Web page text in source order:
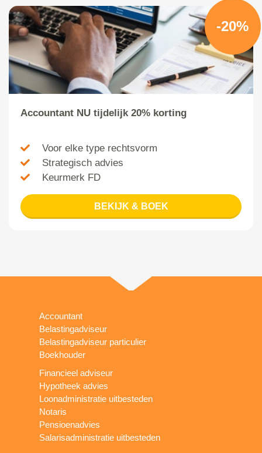
-20%
Accountant NU tijdelijk 20% korting
Voor elke type rechtsvorm
Strategisch advies
Keurmerk FD
BEKIJK & BOEK
Accountant
Belastingadviseur
Belastingadviseur particulier
Boekhouder
Financieel adviseur
Hypotheek advies
Loonadministratie uitbesteden
Notaris
Pensioenadvies
Salarisadministratie uitbesteden